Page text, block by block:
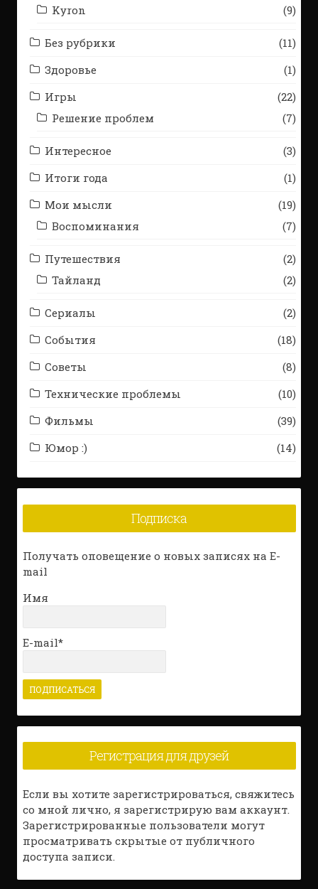
Kyron
(9)
Без рубрики
(11)
Здоровье
(1)
Игры
(22)
Решение проблем
(7)
Интересное
(3)
Итоги года
(1)
Мои мысли
(19)
Воспоминания
(7)
Путешествия
(2)
Тайланд
(2)
Сериалы
(2)
События
(18)
Советы
(8)
Технические проблемы
(10)
Фильмы
(39)
Юмор :)
(14)
Подписка
Получать оповещение о новых записях на E-
mail
Имя
E-mail*
Регистрация для друзей
Если вы хотите зарегистрироваться, свяжитесь
со мной лично, я зарегистрирую вам аккаунт.
Зарегистрированные пользователи могут
просматривать скрытые от публичного
доступа записи.